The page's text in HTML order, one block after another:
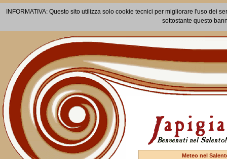
INFORMATIVA: Questo sito utilizza solo cookie tecnici per migliorare l'uso dei
sottostante questo
Meteo nel